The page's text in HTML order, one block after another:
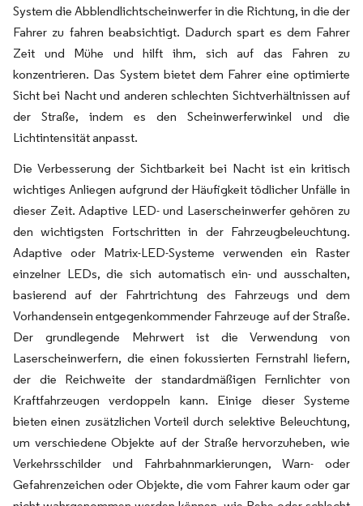
System die Abblendlichtscheinwerfer in die Richtung, in die der
Fahrer zu fahren beabsichtigt. Dadurch spart es dem Fahrer
Zeit und Mühe und hilft ihm, sich auf das Fahren zu
konzentrieren. Das System bietet dem Fahrer eine optimierte
Sicht bei Nacht und anderen schlechten Sichtverhältnissen auf
der Straße, indem es den Scheinwerferwinkel und die
Lichtintensität anpasst.
Die Verbesserung der Sichtbarkeit bei Nacht ist ein kritisch
wichtiges Anliegen aufgrund der Häufigkeit tödlicher Unfälle in
dieser Zeit. Adaptive LED- und Laserscheinwerfer gehören zu
den wichtigsten Fortschritten in der Fahrzeugbeleuchtung.
Adaptive oder Matrix-LED-Systeme verwenden ein Raster
einzelner LEDs, die sich automatisch ein- und ausschalten,
basierend auf der Fahrtrichtung des Fahrzeugs und dem
Vorhandensein entgegenkommender Fahrzeuge auf der Straße.
Der grundlegende Mehrwert ist die Verwendung von
Laserscheinwerfern, die einen fokussierten Fernstrahl liefern,
der die Reichweite der standardmäßigen Fernlichter von
Kraftfahrzeugen verdoppeln kann. Einige dieser Systeme
bieten einen zusätzlichen Vorteil durch selektive Beleuchtung,
um verschiedene Objekte auf der Straße hervorzuheben, wie
Verkehrsschilder und Fahrbahnmarkierungen, Warn- oder
Gefahrenzeichen oder Objekte, die vom Fahrer kaum oder gar